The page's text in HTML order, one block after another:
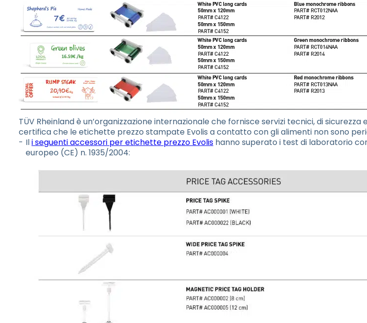
TÜV Rheinland è un’organizzazione internazionale che fornisce servizi tecnici, di
certifica che le etichette prezzo stampate Evolis a contatto con gli alimenti non sono
Ili seguenti accessori per etichette prezzo Evolis hanno superato i test di laboratorio
europeo (CE) n. 1935/2004: